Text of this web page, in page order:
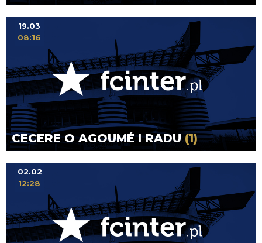
CECERE O AGOUMÉ I RADU(1)
19.03
08:16
02.02
12:28